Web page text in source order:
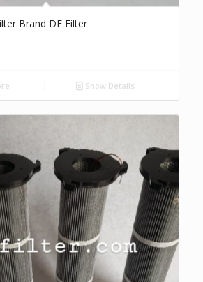
Brand DF Filter
Show Details